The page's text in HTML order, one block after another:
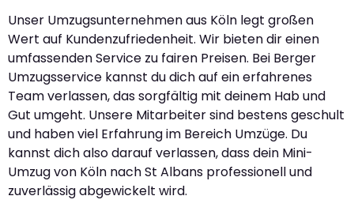
Unser Umzugsunternehmen aus Köln legt großen
Wert auf Kundenzufriedenheit. Wir bieten dir einen
umfassenden Service zu fairen Preisen. Bei Berger
Umzugsservice kannst du dich auf ein erfahrenes
Team verlassen, das sorgfältig mit deinem Hab und
Gut umgeht. Unsere Mitarbeiter sind bestens geschult
und haben viel Erfahrung im Bereich Umzüge. Du
kannst dich also darauf verlassen, dass dein Mini-
Umzug von Köln nach St Albans professionell und
zuverlässig abgewickelt wird.